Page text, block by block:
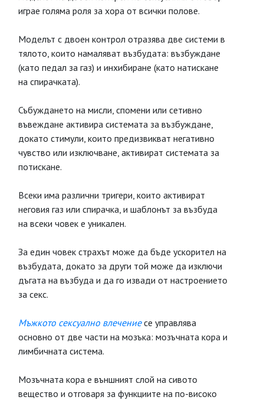
играе голяма роля за хора от всички полове.
Моделът с двоен контрол отразява две системи в
тялото, които намаляват възбудата: възбуждане
(като педал за газ) и инхибиране (като натискане
на спирачката).
Събуждането на мисли, спомени или сетивно
въвеждане активира системата за възбуждане,
докато стимули, които предизвикват негативно
чувство или изключване, активират системата за
потискане.
Всеки има различни тригери, които активират
неговия газ или спирачка, и шаблонът за възбуда
на всеки човек е уникален.
За един човек страхът може да бъде ускорител на
възбудата, докато за други той може да изключи
дъгата на възбуда и да го извади от настроението
за секс.
Мъжкото сексуално влечениесе управлява
основно от две части на мозъка: мозъчната кора и
лимбичната система.
Мозъчната кора е външният слой на сивото
вещество и отговаря за функциите на по-високо